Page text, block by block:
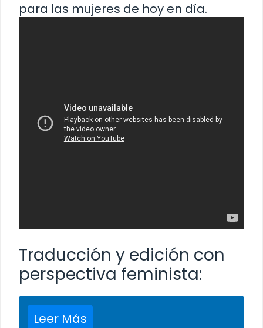
para las mujeres de hoy en día.
Traducción y edición con
perspectiva feminista:
Leer Más